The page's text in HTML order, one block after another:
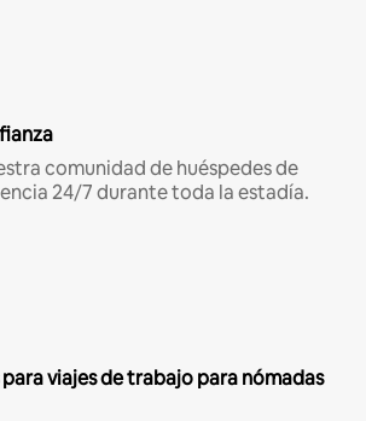
comunidad de huéspedes de
24/7 durante toda la estadía.
viajes de trabajo para nómadas